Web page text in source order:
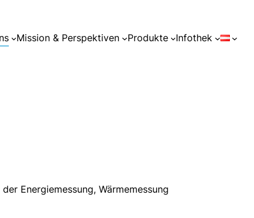
Mission & Perspektiven Produkte Infothek
Energiemessung, Wärmemessung